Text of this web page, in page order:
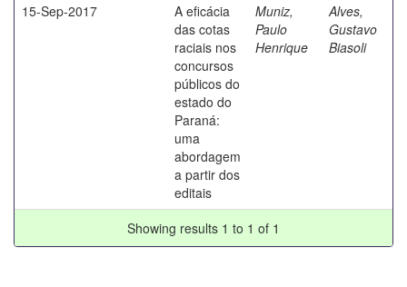
15-Sep-2017
A eficácia
das cotas
raciais nos
concursos
públicos do
estado do
Paraná:
uma
abordagem
a partir dos
editais
Muniz,
Paulo
Henrique
Alves,
Gustavo
Biasoli
Showing results 1 to 1 of 1